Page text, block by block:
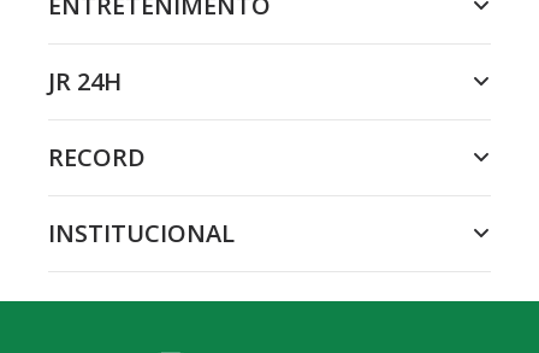
JR 24H
RECORD
INSTITUCIONAL